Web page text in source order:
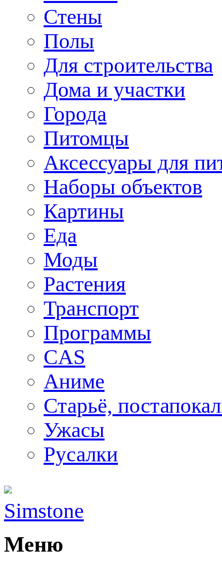
Стены
Полы
Для строительства
Дома и участки
Города
Питомцы
Аксессуары для
Наборы объектов
Картины
Еда
Моды
Растения
Транспорт
Программы
CAS
Аниме
Старьё,
Ужасы
Русалки
Simstone
Меню